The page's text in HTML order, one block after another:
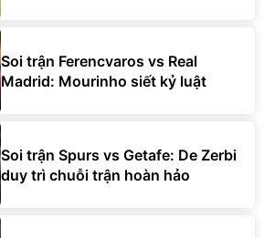
Soi trận Ferencvaros vs Real
Madrid: Mourinho siết kỷ luật
Soi trận Spurs vs Getafe: De Zerbi
duy trì chuỗi trận hoàn hảo